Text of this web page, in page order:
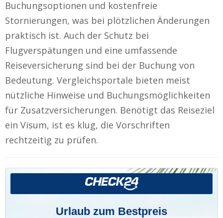
Buchungsoptionen und kostenfreie
Stornierungen, was bei plötzlichen Änderungen
praktisch ist. Auch der Schutz bei
Flugverspätungen und eine umfassende
Reiseversicherung sind bei der Buchung von
Bedeutung. Vergleichsportale bieten meist
nützliche Hinweise und Buchungsmöglichkeiten
für Zusatzversicherungen. Benötigt das Reiseziel
ein Visum, ist es klug, die Vorschriften
rechtzeitig zu prüfen.
Urlaub zum Bestpreis